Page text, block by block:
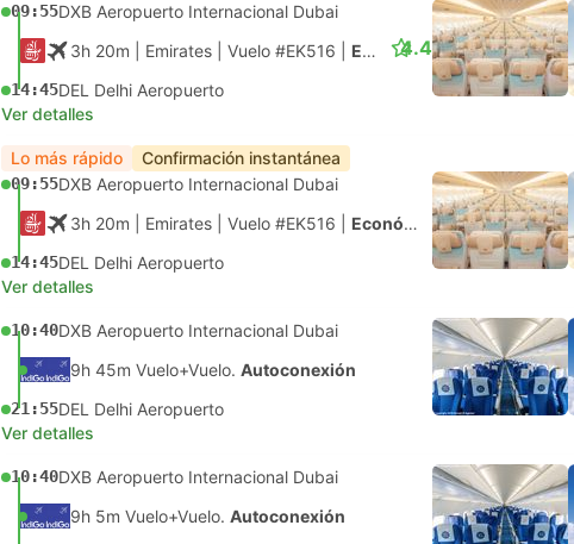
09:55DXB Aeropuerto Internacional Dubai
3h 20m | Emirates Vuelo #EK516 Económica
14:45DEL Delhi Aeropuerto
4.4
Ver detalles
Lo más rápido Confirmación instantánea
09:55DXB Aeropuerto Internacional Dubai
3h 20m | Emirates Vuelo #EK516 Económica
14:45DEL Delhi Aeropuerto
Ver detalles
10:40DXB Aeropuerto Internacional Dubai
9h 45m Vuelo+Vuelo. Autoconexión
21:55DEL Delhi Aeropuerto
Ver detalles
10:40DXB Aeropuerto Internacional Dubai
9h 5m Vuelo+Vuelo. Autoconexión